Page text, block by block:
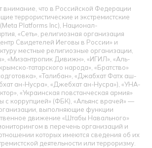
внимание, что в Российской Федерации
террористические и экстремистские
Platforms Inc), Национал-
«Сеть», религиозная организация
Свидетелей Иеговы в России» и
местные религиозные организации,
«Мизантропик Дивижн», «ИГИЛ», «Аль-
татарского народа», «Братство»
«Талибан», «Джабхат Фатх аш-
ан-Нусра», «Джебхат ан-Нусра»), «УНА-
«Украинская повстанческая армия»
с коррупцией» (ФБК), «Альянс врачей» —
выполняющие функции
движение «Штабы Навального»
в перечень организаций и
которых имеются сведения об их
деятельности или терроризму.